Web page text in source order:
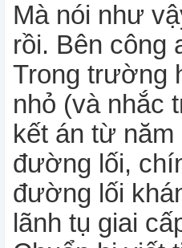
Mà nói như
rồi. Bên công
Trong trường
nhỏ (và nhắc
kết án từ năm
đường lối,
đường lối
lãnh tụ giai